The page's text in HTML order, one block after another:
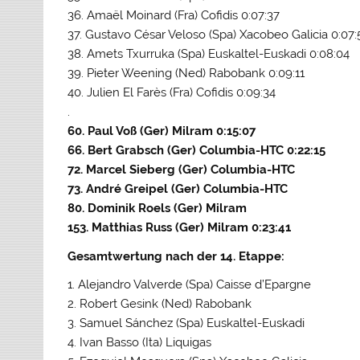
36. Amaël Moinard (Fra) Cofidis 0:07:37
37. Gustavo César Veloso (Spa) Xacobeo Galicia
38. Amets Txurruka (Spa) Euskaltel-Euskadi 0:08:04
39. Pieter Weening (Ned) Rabobank 0:09:11
40. Julien El Farès (Fra) Cofidis 0:09:34
.
60. Paul Voß (Ger) Milram 0:15:07
66. Bert Grabsch (Ger) Columbia-HTC 0:22:15
72. Marcel Sieberg (Ger) Columbia-HTC
73. André Greipel (Ger) Columbia-HTC
80. Dominik Roels (Ger) Milram
153. Matthias Russ (Ger) Milram 0:23:41
Gesamtwertung nach der 14. Etappe:
1. Alejandro Valverde (Spa) Caisse d’Epargne
2. Robert Gesink (Ned) Rabobank
3. Samuel Sánchez (Spa) Euskaltel-Euskadi
4. Ivan Basso (Ita) Liquigas